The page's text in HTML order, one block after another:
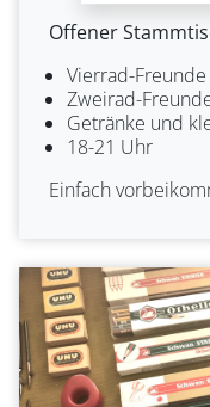
Offener
Vierrad-Freunde
Zweirad-
Getränke und
18-21 Uhr
Einfach